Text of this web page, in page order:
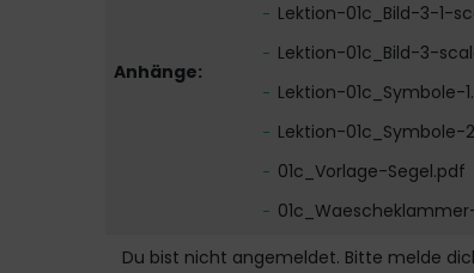
Anhänge:
Lektion-01c_Bild-3-1-
Lektion-01c_Bild-3-
Lektion-01c_Symbole-
Lektion-01c_Symbole-
01c_Vorlage-Segel.pdf
Du bist nicht angemeldet. Bitte melde